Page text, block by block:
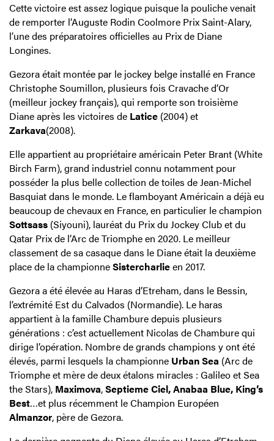
Cette victoire est assez logique puisque la pouliche venait
de remporter l’Auguste Rodin Coolmore Prix Saint-Alary,
l’une des préparatoires officielles au Prix de Diane
Longines.
Gezora était montée par le jockey belge installé en France
Christophe Soumillon, plusieurs fois Cravache d’Or
(meilleur jockey français), qui remporte son troisième
Diane après les victoires de Latice (2004) et
Zarkava(2008).
Elle appartient au propriétaire américain Peter Brant (White
Birch Farm), grand industriel connu notamment pour
posséder la plus belle collection de toiles de Jean-Michel
Basquiat dans le monde. Le flamboyant Américain a déjà eu
beaucoup de chevaux en France, en particulier le champion
Sottsass (Siyouni), lauréat du Prix du Jockey Club et du
Qatar Prix de l’Arc de Triomphe en 2020. Le meilleur
classement de sa casaque dans le Diane était la deuxième
place de la championneSistercharlieen 2017.
Gezora a été élevée au Haras d’Etreham, dans le Bessin,
l’extrémité Est du Calvados (Normandie). Le haras
appartient à la famille Chambure depuis plusieurs
générations : c’est actuellement Nicolas de Chambure qui
dirige l’opération. Nombre de grands champions y ont été
élevés, parmi lesquels la championne Urban Sea (Arc de
Triomphe et mère de deux étalons miracles : Galileo et Sea
the Stars), Maximova,Septieme Ciel, Anabaa Blue, King’s
Best…et plus récemment le Champion Européen
Almanzor, père de Gezora.